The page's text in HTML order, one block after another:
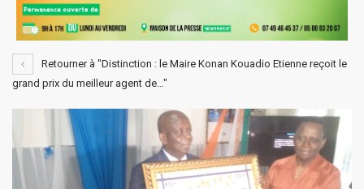
Retourner à "Distinction : le Maire Konan Kouadio Etienne reçoit le
grand prix du meilleur agent de…"